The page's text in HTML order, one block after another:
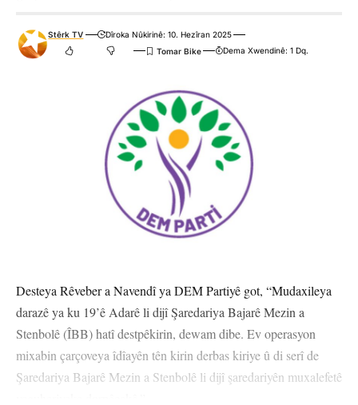
Stêrk TV
Dîroka Nûkirinê: 10. Hezîran 2025
Dema Xwendinê: 1 Dq.
Desteya Rêveber a Navendî ya DEM Partiyê got, “Mudaxileya
darazê ya ku 19’ê Adarê li dijî Şaredariya Bajarê Mezin a
Stenbolê (ÎBB) hatî destpêkirin, dewam dibe. Ev operasyon
mixabin çarçoveya îdîayên tên kirin derbas kiriye û di serî de
Şaredariya Bajarê Mezin a Stenbolê li dijî şaredariyên muxalefetê